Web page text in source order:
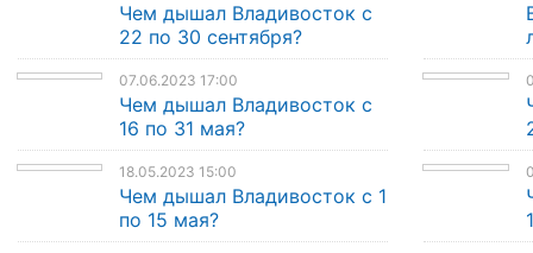
Чем дышал Владивосток с
22 по 30 сентября?
07.06.2023 17:00
Чем дышал Владивосток с
16 по 31 мая?
18.05.2023 15:00
Чем дышал Владивосток с 1
по 15 мая?